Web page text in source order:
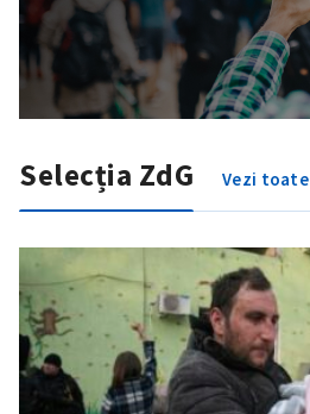
Selecția ZdG Vezi toate